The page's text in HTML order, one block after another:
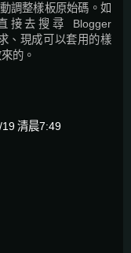
調整樣板原始碼。如
接去搜尋 Blogger
、現成可以套用的樣
的。
清晨7:49